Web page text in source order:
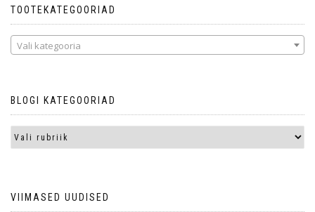
TOOTEKATEGOORIAD
Vali kategooria
BLOGI KATEGOORIAD
VIIMASED UUDISED